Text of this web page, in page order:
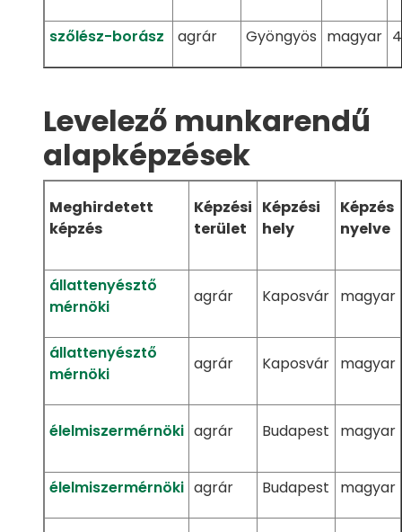
szőlész-borász agrár Gyöngyös magyar 4
Levelező munkarendű
alapképzések
Meghirdetett
képzés
Képzési
terület
Képzési
hely
Képzés
nyelve
állattenyésztő
mérnöki
agrár Kaposvár magyar
állattenyésztő
mérnöki
agrár Kaposvár magyar
élelmiszermérnöki agrár Budapest magyar
élelmiszermérnöki agrár Budapest magyar